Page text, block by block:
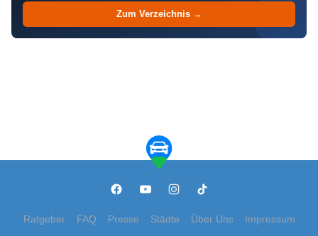
Zum Verzeichnis →
Ratgeber FAQ Presse Städte Über Uns Impressum